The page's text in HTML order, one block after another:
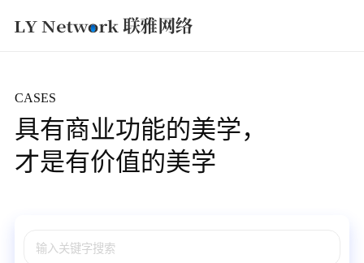
CASES
具有商业功能的美学，
才是有价值的美学